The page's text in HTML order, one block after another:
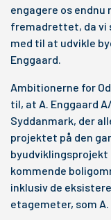
engagere os endnu
fremadrettet, da vi
med til at udvikle
Enggaard.
Ambitionerne for
til, at A. Enggaard
Syddanmark, der
projektet på den
byudviklingsprojekt
kommende
inklusiv de
etagemeter, som